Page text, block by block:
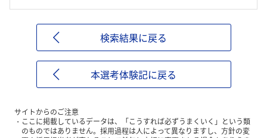
検索結果に戻る
本選考体験記に戻る
サイトからのご注意
ここに掲載しているデータは、「こうすれば必ずうまくいく」という類
のものではありません。採用過程は人によって異なりますし、方針の変